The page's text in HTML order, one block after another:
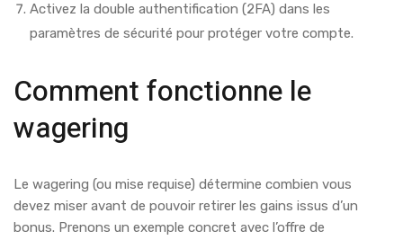
Activez la double authentification (2FA) dans les
paramètres de sécurité pour protéger votre compte.
Comment fonctionne le
wagering
Le wagering (ou mise requise) détermine combien vous
devez miser avant de pouvoir retirer les gains issus d’un
bonus. Prenons un exemple concret avec l’offre de